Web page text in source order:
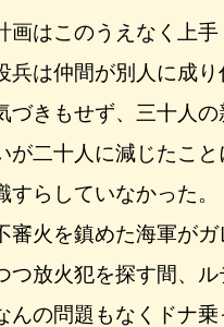
はこのうえなく上手
兵は仲間が別人に成
づきもせず、三十人
が二十人に減じたこ
すらしていなかった。
火を鎮めた海軍がガ
つ放火犯を探す間、
んの問題もなくドナ